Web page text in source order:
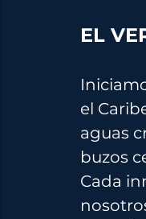
EL
el
aguas
buzos
Cada